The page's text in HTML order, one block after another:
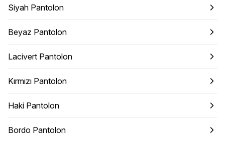
Siyah Pantolon
Beyaz Pantolon
Lacivert Pantolon
Kırmızı Pantolon
Haki Pantolon
Bordo Pantolon